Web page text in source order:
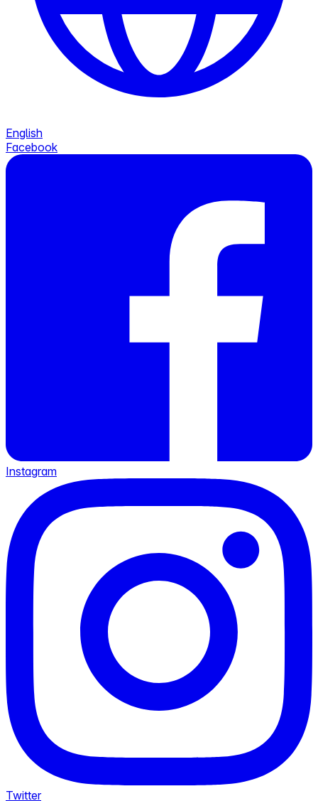
English
Facebook
Instagram
Twitter